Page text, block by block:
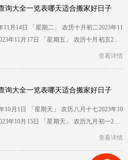
询大全一览表哪天适合搬家好日子
11月14日 「星期二」 农历十月初二2023年11
年11月17日 「星期五」 农历十月初五2023
查看详情
询大全一览表哪天适合搬家好日子
10月1日 「星期天」 农历八月十七2023年10
年10月15日 「星期天」 农历九月初一2023
查看详情